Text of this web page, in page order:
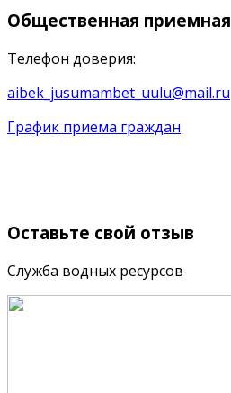
Общественная приемная
Телефон доверия:
aibek_jusumambet_uulu@mail.ru
График приема граждан
Оставьте свой отзыв
Служба водных ресурсов